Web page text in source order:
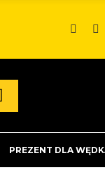
PREZENT DLA